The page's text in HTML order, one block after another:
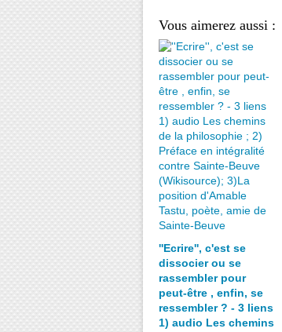
Vous aimerez aussi :
''Ecrire'', c'est se
dissocier ou se
rassembler pour
peut-être , enfin, se
ressembler ? - 3 liens
1) audio Les chemins